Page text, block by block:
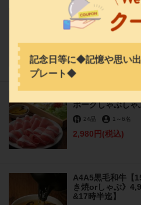
記念日等に◆記憶や思い
プレート◆
A4A5黒毛和牛セ
付《すき焼orしゃ
ポークしゃぶしゃ
24品 1 ～ 6名
2,980円 (税込)
A4A5黒毛和牛【
き焼orしゃぶ》
&17時半迄】
https://ginza-shabuki.owst.jp/
閉じ